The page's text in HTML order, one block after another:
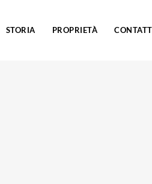
STORIA PROPRIETÀ